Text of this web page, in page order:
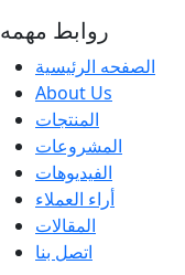
روابط مهمه
الصفحه الرئيسية
About Us
المنتجات
المشروعات
الفيديوهات
أراء العملاء
المقالات
اتصل بنا